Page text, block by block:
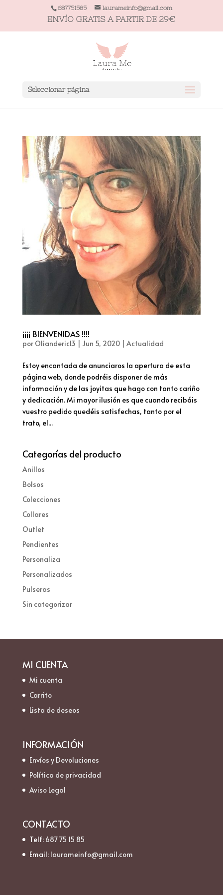
687751585 laurameinfo@gmail.com
ENVÍO GRATIS A PARTIR DE 29€
Seleccionar página
¡¡¡¡ BIENVENIDAS !!!!
por Olianderic13 Jun 5, 2020| Actualidad
Estoy encantada de anunciaros la apertura de esta
página web, donde podréis disponer de más
información y de las joyitas que hago con tanto cariño
y dedicación. Mi mayor ilusión es que cuando recibáis
vuestro pedido quedéis satisfechas, tanto por el
trato, el...
Categorías del producto
Anillos
Bolsos
Colecciones
Collares
Outlet
Pendientes
Personaliza
Personalizados
Pulseras
Sin categorizar
MI CUENTA
Mi cuenta
Carrito
Lista de deseos
INFORMACIÓN
Envíos y Devoluciones
Política de privacidad
Aviso Legal
CONTACTO
Telf: 687 75 15 85
Email: laurameinfo@gmail.com